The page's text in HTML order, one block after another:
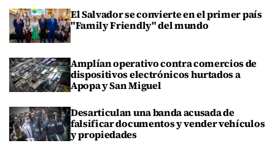
El Salvador se convierte en el primer país
"Family Friendly" del mundo
Amplían operativo contra comercios de
dispositivos electrónicos hurtados a
Apopa y San Miguel
Desarticulan una banda acusada de
falsificar documentos y vender vehículos
y propiedades